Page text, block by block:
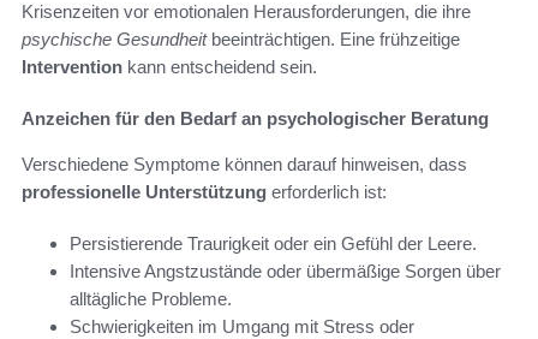
Krisenzeiten vor emotionalen Herausforderungen, die ihre
psychische Gesundheitbeeinträchtigen. Eine frühzeitige
Intervention kann entscheidend sein.
Anzeichen für den Bedarf an psychologischer Beratung
Verschiedene Symptome können darauf hinweisen, dass
professionelle Unterstützung erforderlich ist:
Persistierende Traurigkeit oder ein Gefühl der Leere.
Intensive Angstzustände oder übermäßige Sorgen über
alltägliche Probleme.
Schwierigkeiten im Umgang mit Stress oder